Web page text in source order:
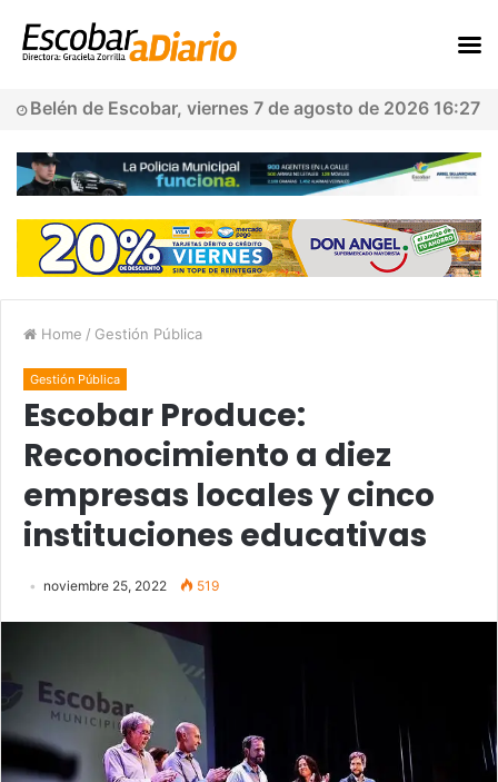
Belén de Escobar, viernes 7 de agosto de 2026 16:27
Home / Gestión Pública
Gestión Pública
Escobar Produce:
Reconocimiento a diez
empresas locales y cinco
instituciones educativas
noviembre 25, 2022 519